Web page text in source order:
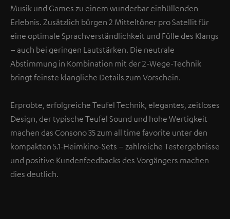
Musik und Games zu einem wunderbar einhüllenden
Erlebnis. Zusätzlich bürgen 2 Mitteltöner pro Satellit für
eine optimale Sprachverständlichkeit und Fülle des Klangs
– auch bei geringen Lautstärken. Die neutrale
Abstimmung in Kombination mit der 2-Wege-Technik
bringt feinste klangliche Details zum Vorschein.
Erprobte, erfolgreiche Teufel Technik, elegantes, zeitloses
Design, der typische Teufel Sound und hohe Wertigkeit
machen das Consono 35 zum all time favorite unter den
kompakten 5.1-Heimkino-Sets – zahlreiche Testergebnisse
und positive Kundenfeedbacks des Vorgängers machen
dies deutlich.